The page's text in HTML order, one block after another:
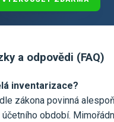
a odpovědi (FAQ)
inventarizace?
zákona povinná
období.